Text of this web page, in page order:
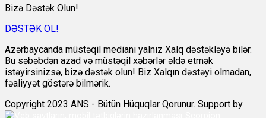
Bizə Dəstək Olun!
DƏSTƏK OL!
Azərbaycanda müstəqil medianı yalnız Xalq dəstəkləyə bilər.
Bu səbəbdən azad və müstəqil xəbərlər əldə etmək
istəyirsinizsə, bizə dəstək olun! Biz Xalqın dəstəyi olmadan,
fəaliyyət göstərə bilmərik.
Copyright 2023 ANS - Bütün Hüquqlar Qorunur. Support by